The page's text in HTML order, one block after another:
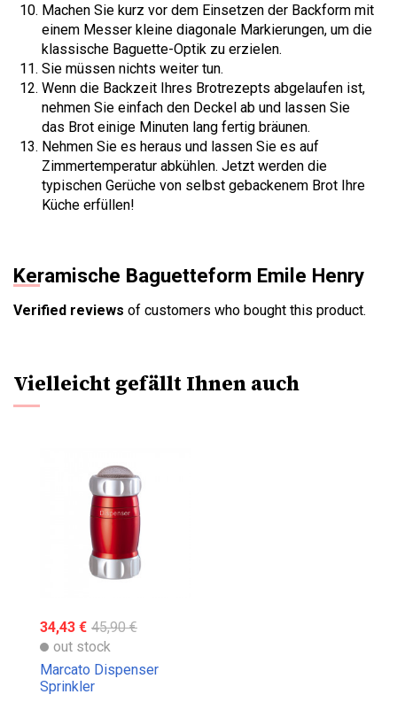
Machen Sie kurz vor dem Einsetzen der Backform mit
einem Messer kleine diagonale Markierungen, um die
klassische Baguette-Optik zu erzielen.
Sie müssen nichts weiter tun.
Wenn die Backzeit Ihres Brotrezepts abgelaufen ist,
nehmen Sie einfach den Deckel ab und lassen Sie
das Brot einige Minuten lang fertig bräunen.
Nehmen Sie es heraus und lassen Sie es auf
Zimmertemperatur abkühlen. Jetzt werden die
typischen Gerüche von selbst gebackenem Brot Ihre
Küche erfüllen!
Keramische Baguetteform Emile Henry
Verified reviews of customers who bought this product.
Vielleicht gefällt Ihnen auch
34,43 € 45,90 €
out stock
Marcato Dispenser
Sprinkler